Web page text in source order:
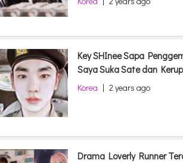
Key SHInee Sapa
Saya Suka Sate dan
Korea | 2 years ago
Drama Loverly Runner